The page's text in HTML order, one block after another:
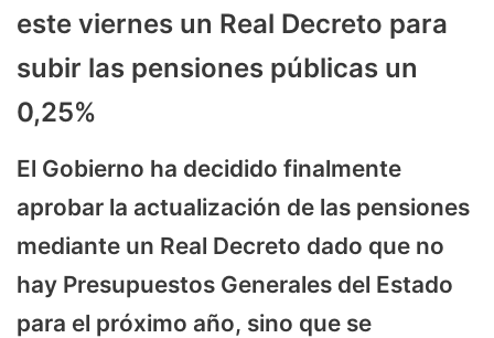
este viernes un Real Decreto para
subir las pensiones públicas un
0,25%
El Gobierno ha decidido finalmente
aprobar la actualización de las pensiones
mediante un Real Decreto dado que no
hay Presupuestos Generales del Estado
para el próximo año, sino que se